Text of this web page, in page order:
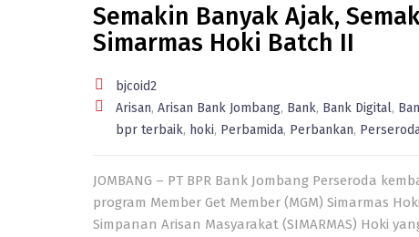
Semakin Banyak Ajak,
Simarmas Hoki Batch II
bjcoid2
Arisan, Arisan Bank Jombang, Bank, Bank Digital,
bpr terbaik, hoki, Perbamida, Perbankan,
JOMBANG – PT BPR Bank Jombang Perseroda
program Member Get Member (MGM) Simarmas
Simpanan Arisan Masyarakat (SIMARMAS) Hoki